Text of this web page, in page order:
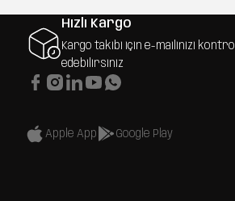
Hızlı Kargo
Kargo takibi için e-mailinizi kontrol
edebilirsiniz
Apple App Google Play